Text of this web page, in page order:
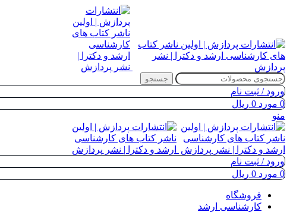
جستجو
ورود / ثبت نام
0 مورد 0 ریال
منو
ورود / ثبت نام
0 مورد 0 ریال
فروشگاه
کارشناسی ارشد